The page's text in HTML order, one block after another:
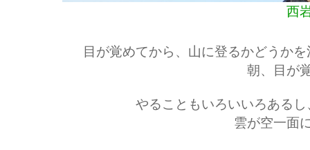
西
目が覚めてから、山に登るかどうか
朝、目が
やることもいろいいろある
雲が空一面